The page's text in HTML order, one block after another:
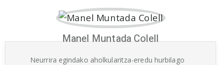
Manel Muntada Colell
Neurrira egindako aholkularitza-eredu hurbilago